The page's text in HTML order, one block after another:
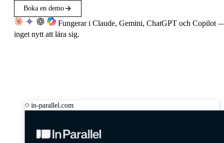
Boka en demo
Fungerar i Claude, Gemini, ChatGPT och Copilot
inget nytt att lära sig.
in-parallel.com